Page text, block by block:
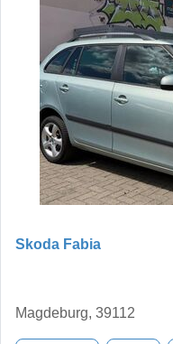
Skoda Fabia
Magdeburg, 39112